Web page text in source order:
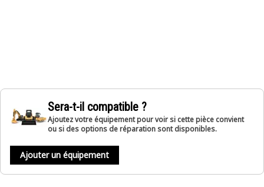
Sera-t-il compatible ?
Ajoutez votre équipement pour voir si cette pièce convient
ou si des options de réparation sont disponibles.
Ajouter un équipement